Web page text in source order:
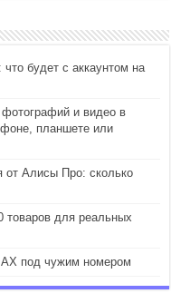
будет с аккаунтом на
фотографий и видео в
планшете или
от Алисы Про: сколько
товаров для реальных
под чужим номером